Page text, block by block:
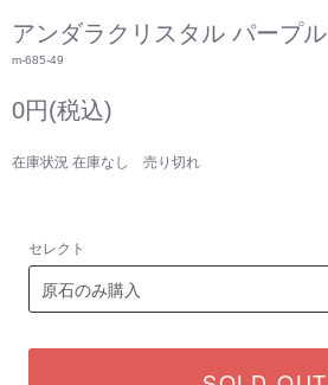
アンダラクリスタル パープル
m-685-49
0円(税込)
在庫状況 在庫なし 売り切れ
セレクト